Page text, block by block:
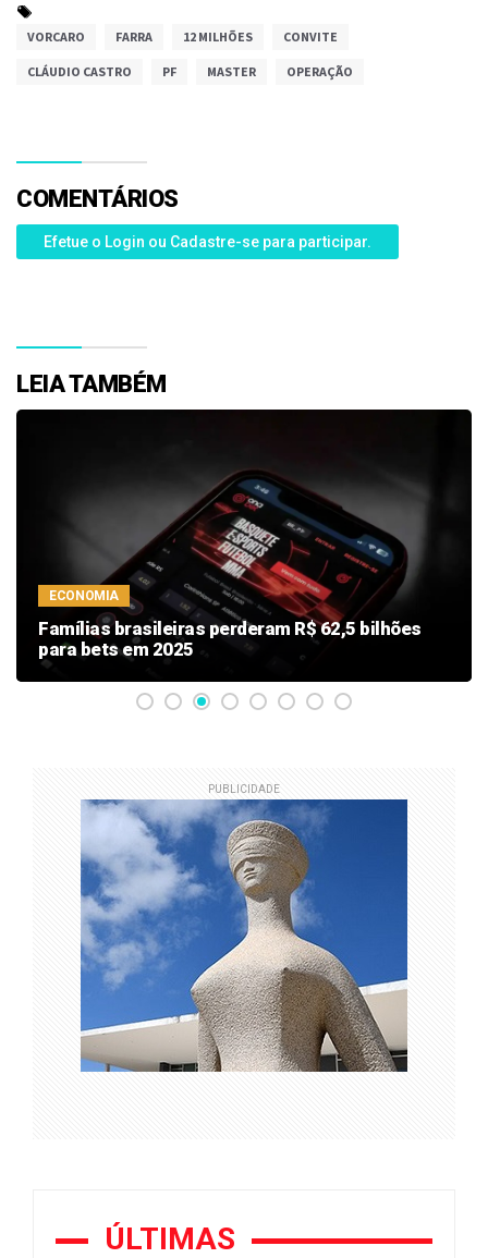
VORCARO FARRA 12 MILHÕES CONVITE
CLÁUDIO CASTRO PF MASTER OPERAÇÃO
COMENTÁRIOS
Efetue o Login ou Cadastre-se para participar.
LEIA TAMBÉM
ECONOMIA
Famílias brasileiras perderam R$ 62,5 bilhões
para bets em 2025
PUBLICIDADE
ÚLTIMAS